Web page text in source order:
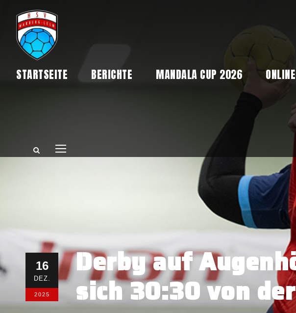
STARTSEITE BERICHTE MANDALA CUP 2026
16
DEZ.
2025
Derby auf
sich 30:30 von